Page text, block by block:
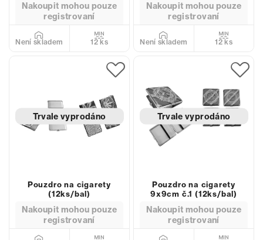
Nakoupit mohou pouze
registrovaní
Není skladem 12 ks
Nakoupit mohou pouze
registrovaní
Není skladem 12 ks
Trvale vyprodáno
Pouzdro na cigarety
(12ks/bal)
Nakoupit mohou pouze
registrovaní
Trvale vyprodáno
Pouzdro na cigarety
9x9cm č.1 (12ks/bal)
Nakoupit mohou pouze
registrovaní